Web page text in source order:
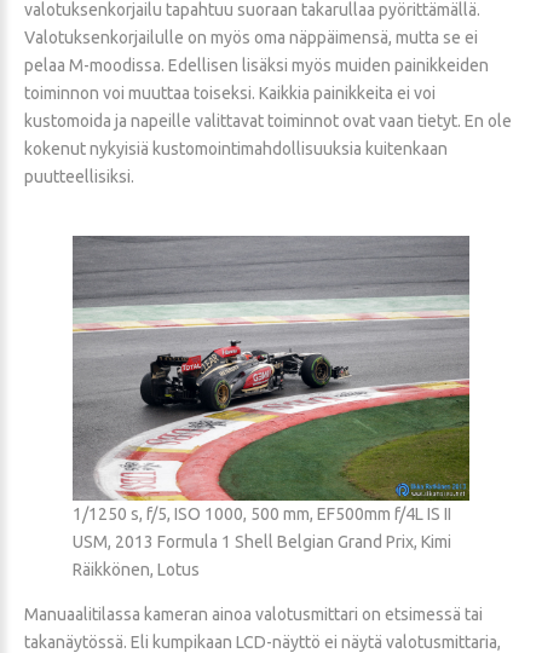
valotuksenkorjailu tapahtuu suoraan takarullaa pyörittämällä.
Valotuksenkorjailulle on myös oma näppäimensä, mutta se ei
pelaa M-moodissa. Edellisen lisäksi myös muiden painikkeiden
toiminnon voi muuttaa toiseksi. Kaikkia painikkeita ei voi
kustomoida ja napeille valittavat toiminnot ovat vaan tietyt. En ole
kokenut nykyisiä kustomointimahdollisuuksia kuitenkaan
puutteellisiksi.
1/1250 s, f/5, ISO 1000, 500 mm, EF500mm f/4L IS II
USM, 2013 Formula 1 Shell Belgian Grand Prix, Kimi
Räikkönen, Lotus
Manuaalitilassa kameran ainoa valotusmittari on etsimessä tai
takanäytössä. Eli kumpikaan LCD-näyttö ei näytä valotusmittaria,